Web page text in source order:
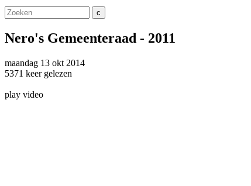
Zoeken
Nero's Gemeenteraad - 2011
maandag 13 okt 2014
5371 keer gelezen
play video